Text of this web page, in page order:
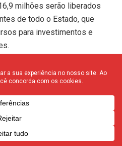
milhões serão liberados
de todo o Estado, que
para investimentos e
Entidad
Simples
milhõe